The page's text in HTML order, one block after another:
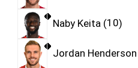
Naby Keita 10
Jordan Henderson